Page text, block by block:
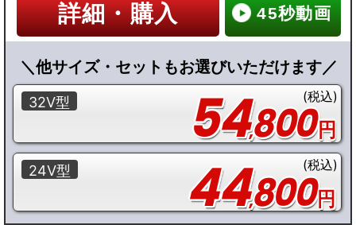
詳細・購入 45秒動画
＼他サイズ・セットもお選びいただけます／
32V型 (税込)
54,800円
24V型 (税込)
44,800円